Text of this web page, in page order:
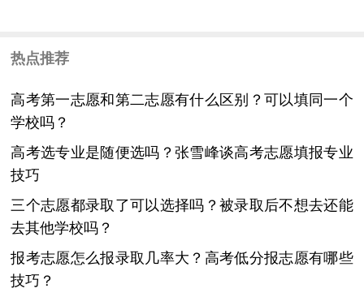
热点推荐
高考第一志愿和第二志愿有什么区别？可以填同一个
学校吗？
高考选专业是随便选吗？张雪峰谈高考志愿填报专业
技巧
三个志愿都录取了可以选择吗？被录取后不想去还能
去其他学校吗？
报考志愿怎么报录取几率大？高考低分报志愿有哪些
技巧？